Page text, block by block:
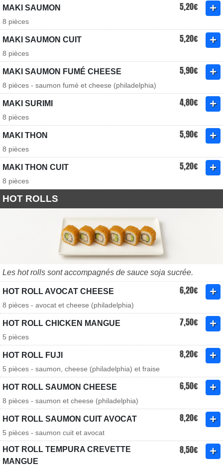
MAKI SAUMON 5,20€
8 pièces
MAKI SAUMON CUIT 5,20€
8 pièces
MAKI SAUMON FUMÉ CHEESE 5,90€
8 pièces - saumon fumé et cheese (philadelphia)
MAKI SURIMI 4,80€
8 pièces
MAKI THON 5,90€
8 pièces
MAKI THON CUIT 5,20€
8 pièces
HOT ROLLS
Les hot rolls sont accompagnés de sauce soja sucrée.
HOT ROLL AVOCAT CHEESE 6,20€
8 pièces - avocat et cheese (philadelphia)
HOT ROLL CHICKEN MANGUE 7,50€
5 pièces
HOT ROLL FUJI 8,20€
5 pièces - saumon, cheese (philadelphia) et fraise
HOT ROLL SAUMON CHEESE 6,50€
8 pièces - saumon et cheese (philadelphia)
HOT ROLL SAUMON CUIT AVOCAT 8,20€
5 pièces - saumon cuit et avocat
HOT ROLL TEMPURA CREVETTE
MANGUE
8,50€